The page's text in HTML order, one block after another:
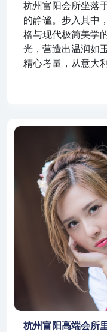
杭州富阳会所坐落
的静谧。步入其中
格与现代极简美学
光，营造出温润如
精心考量，从意大
杭州富阳高端会所